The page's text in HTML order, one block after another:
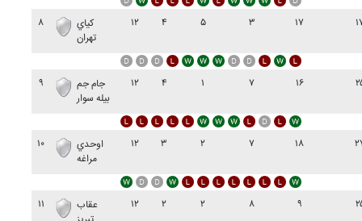
۸
کياي
تهران
۱۲ ۴ ۵ ۳ ۱۷
۹
جام جم
بيله سوار
۱۲ ۴ ۱ ۷ ۱۶
۱۰
اوحدي
مراغه
۱۲ ۳ ۲ ۷ ۱۸
۱۱
عقاب
۱۲ ۲ ۲ ۸ ۹